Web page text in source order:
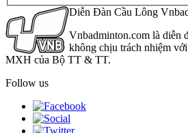
Diễn Đàn Cầu Lông
Vnbadminton.com là diễn
không chịu trách nhiệm
MXH của Bộ TT & TT.
Follow us